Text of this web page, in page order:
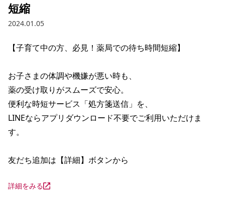
短縮
2024.01.05
【子育て中の方、必見！薬局での待ち時間短縮】
お子さまの体調や機嫌が悪い時も、
薬の受け取りがスムーズで安心。
便利な時短サービス「処方箋送信」を、
LINEならアプリダウンロード不要でご利用いただけま
す。
友だち追加は【詳細】ボタンから
詳細をみる